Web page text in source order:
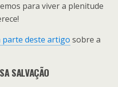
para viver a plenitude
parte deste artigo sobre a
SALVAÇÃO